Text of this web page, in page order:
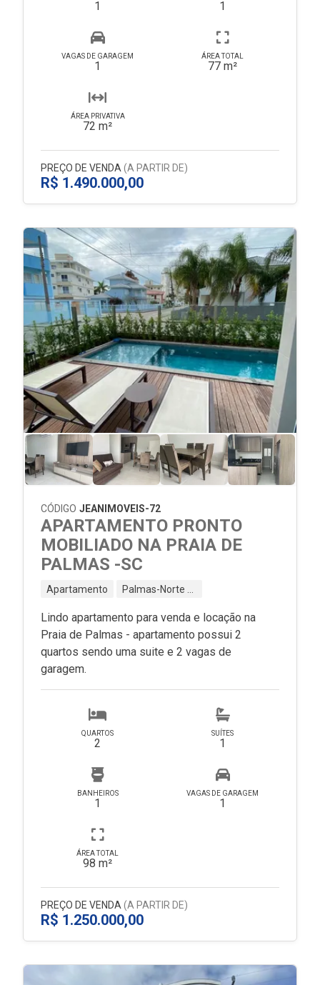
1 1
VAGAS DE GARAGEM
1
ÁREA TOTAL
77 m²
ÁREA PRIVATIVA
72 m²
PREÇO DE VENDA(A PARTIR DE)
R$ 1.490.000,00
CÓDIGO JEANIMOVEIS-72
APARTAMENTO PRONTO
MOBILIADO NA PRAIA DE
PALMAS -SC
Apartamento
Lindo apartamento para venda e locação na
Praia de Palmas - apartamento possui 2
quartos sendo uma suite e 2 vagas de
garagem.
QUARTOS
2
SUÍTES
1
BANHEIROS
1
VAGAS DE GARAGEM
1
ÁREA TOTAL
98 m²
PREÇO DE VENDA(A PARTIR DE)
R$ 1.250.000,00